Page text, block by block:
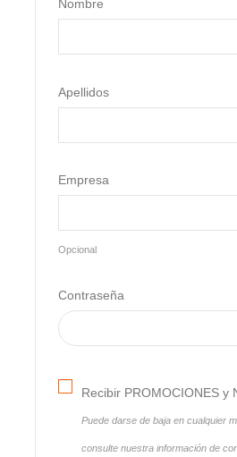
Nombre
Apellidos
Empresa
Opcional
Contraseña
Recibir PROMOCIONES y
Puede darse de baja en cualquier
consulte nuestra información de